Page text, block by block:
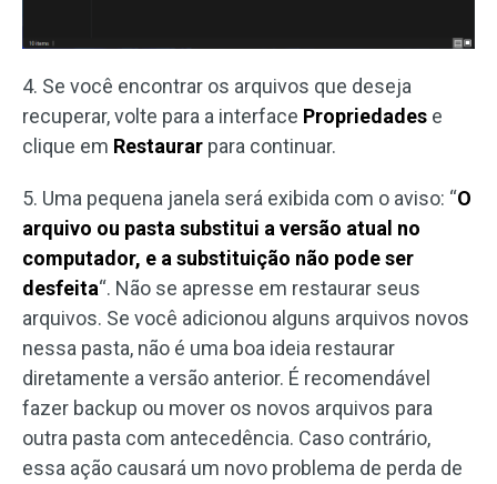
4. Se você encontrar os arquivos que deseja
recuperar, volte para a interface Propriedades e
clique em Restaurar para continuar.
5. Uma pequena janela será exibida com o aviso: “O
arquivo ou pasta substitui a versão atual no
computador, e a substituição não pode ser
desfeita“. Não se apresse em restaurar seus
arquivos. Se você adicionou alguns arquivos novos
nessa pasta, não é uma boa ideia restaurar
diretamente a versão anterior. É recomendável
fazer backup ou mover os novos arquivos para
outra pasta com antecedência. Caso contrário,
essa ação causará um novo problema de perda de